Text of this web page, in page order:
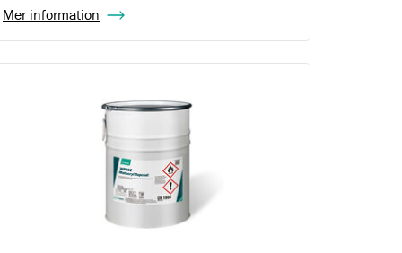
Mer information